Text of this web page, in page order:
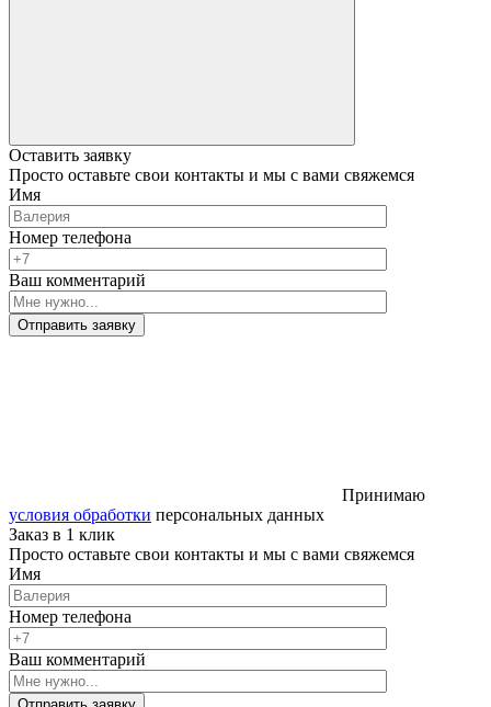
Оставить заявку
Просто оставьте свои контакты и мы с вами свяжемся
Имя
Номер телефона
Ваш комментарий
Отправить заявку
Принимаю
условия обработки персональных данных
Заказ в 1 клик
Просто оставьте свои контакты и мы с вами свяжемся
Имя
Номер телефона
Ваш комментарий